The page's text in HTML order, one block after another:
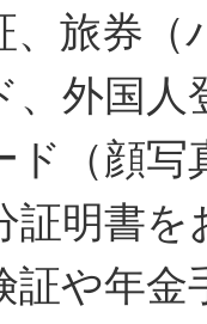
、旅券（
、外国人
ド（顔写
証明書
証や年金